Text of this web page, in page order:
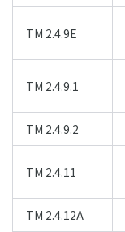
TM 2.4.9E
TM 2.4.9.1
TM 2.4.9.2
TM 2.4.11
TM 2.4.12A